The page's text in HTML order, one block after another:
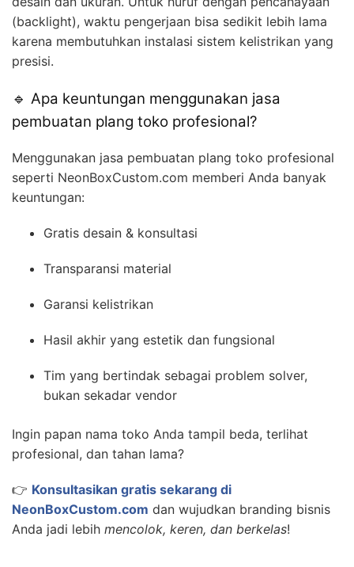
(backlight), waktu pengerjaan bisa sedikit lebih lama
karena membutuhkan instalasi sistem kelistrikan yang
presisi.
🔹 Apa keuntungan menggunakan jasa
pembuatan plang toko profesional?
Menggunakan jasa pembuatan plang toko profesional
seperti NeonBoxCustom.com memberi Anda banyak
keuntungan:
Gratis desain & konsultasi
Transparansi material
Garansi kelistrikan
Hasil akhir yang estetik dan fungsional
Tim yang bertindak sebagai problem solver,
bukan sekadar vendor
Ingin papan nama toko Anda tampil beda, terlihat
profesional, dan tahan lama?
👉 Konsultasikan gratis sekarang di
NeonBoxCustom.com dan wujudkan branding bisnis
Anda jadi lebih mencolok, keren, dan berkelas!